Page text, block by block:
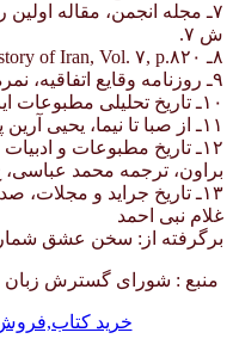
ش ۷.
۸ـ The Eamridge History of Iran, Vol. ۷, p.۸۲۰.
۹ـ روزنامه وقایع اتفاقیه، نمره ۵۱، پنجشنبه ربیع الاول ۱۲۶۸ هـ.
۱۰ـ تاریخ تحلیلی مطبوعات ایران، پیشین، ص ۲۷.
۱۱ـ از صبا تا نیما، یحیی آرین پور، ج ۱، ص ۲۳۸.
۱۲ـ تاریخ مطبوعات و
براون، ترجمه محمد عباسی، ج ۱، ص
۱۳ـ تاریخ جراید و مجلات، صدر هاشمی، ج ۱، ص ۱۹۴.
غلام نبی احمد
برگرفته از: سخن عشق شماره
منبع : شورای گسترش زبان
خرید کتاب,فروش